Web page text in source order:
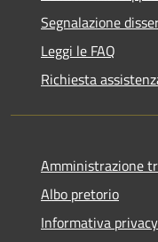
Segnalazione
Leggi le FAQ
Richiesta
Amministrazione
Albo pretorio
Informativa privacy